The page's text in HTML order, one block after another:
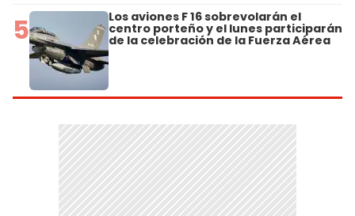
5 Los aviones F 16 sobrevolarán el
centro porteño y el lunes participarán
de la celebración de la Fuerza Aérea